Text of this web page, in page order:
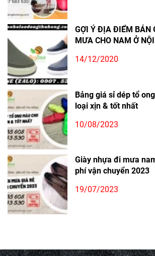
GỢI Ý ĐỊA ĐIỂM BÁN
MƯA CHO NAM Ở
14/12/2020
Bảng giá sỉ dép tổ
loại xịn & tốt nhất
10/08/2023
Giày nhựa đi mưa
phí vận chuyển 2023
19/07/2023